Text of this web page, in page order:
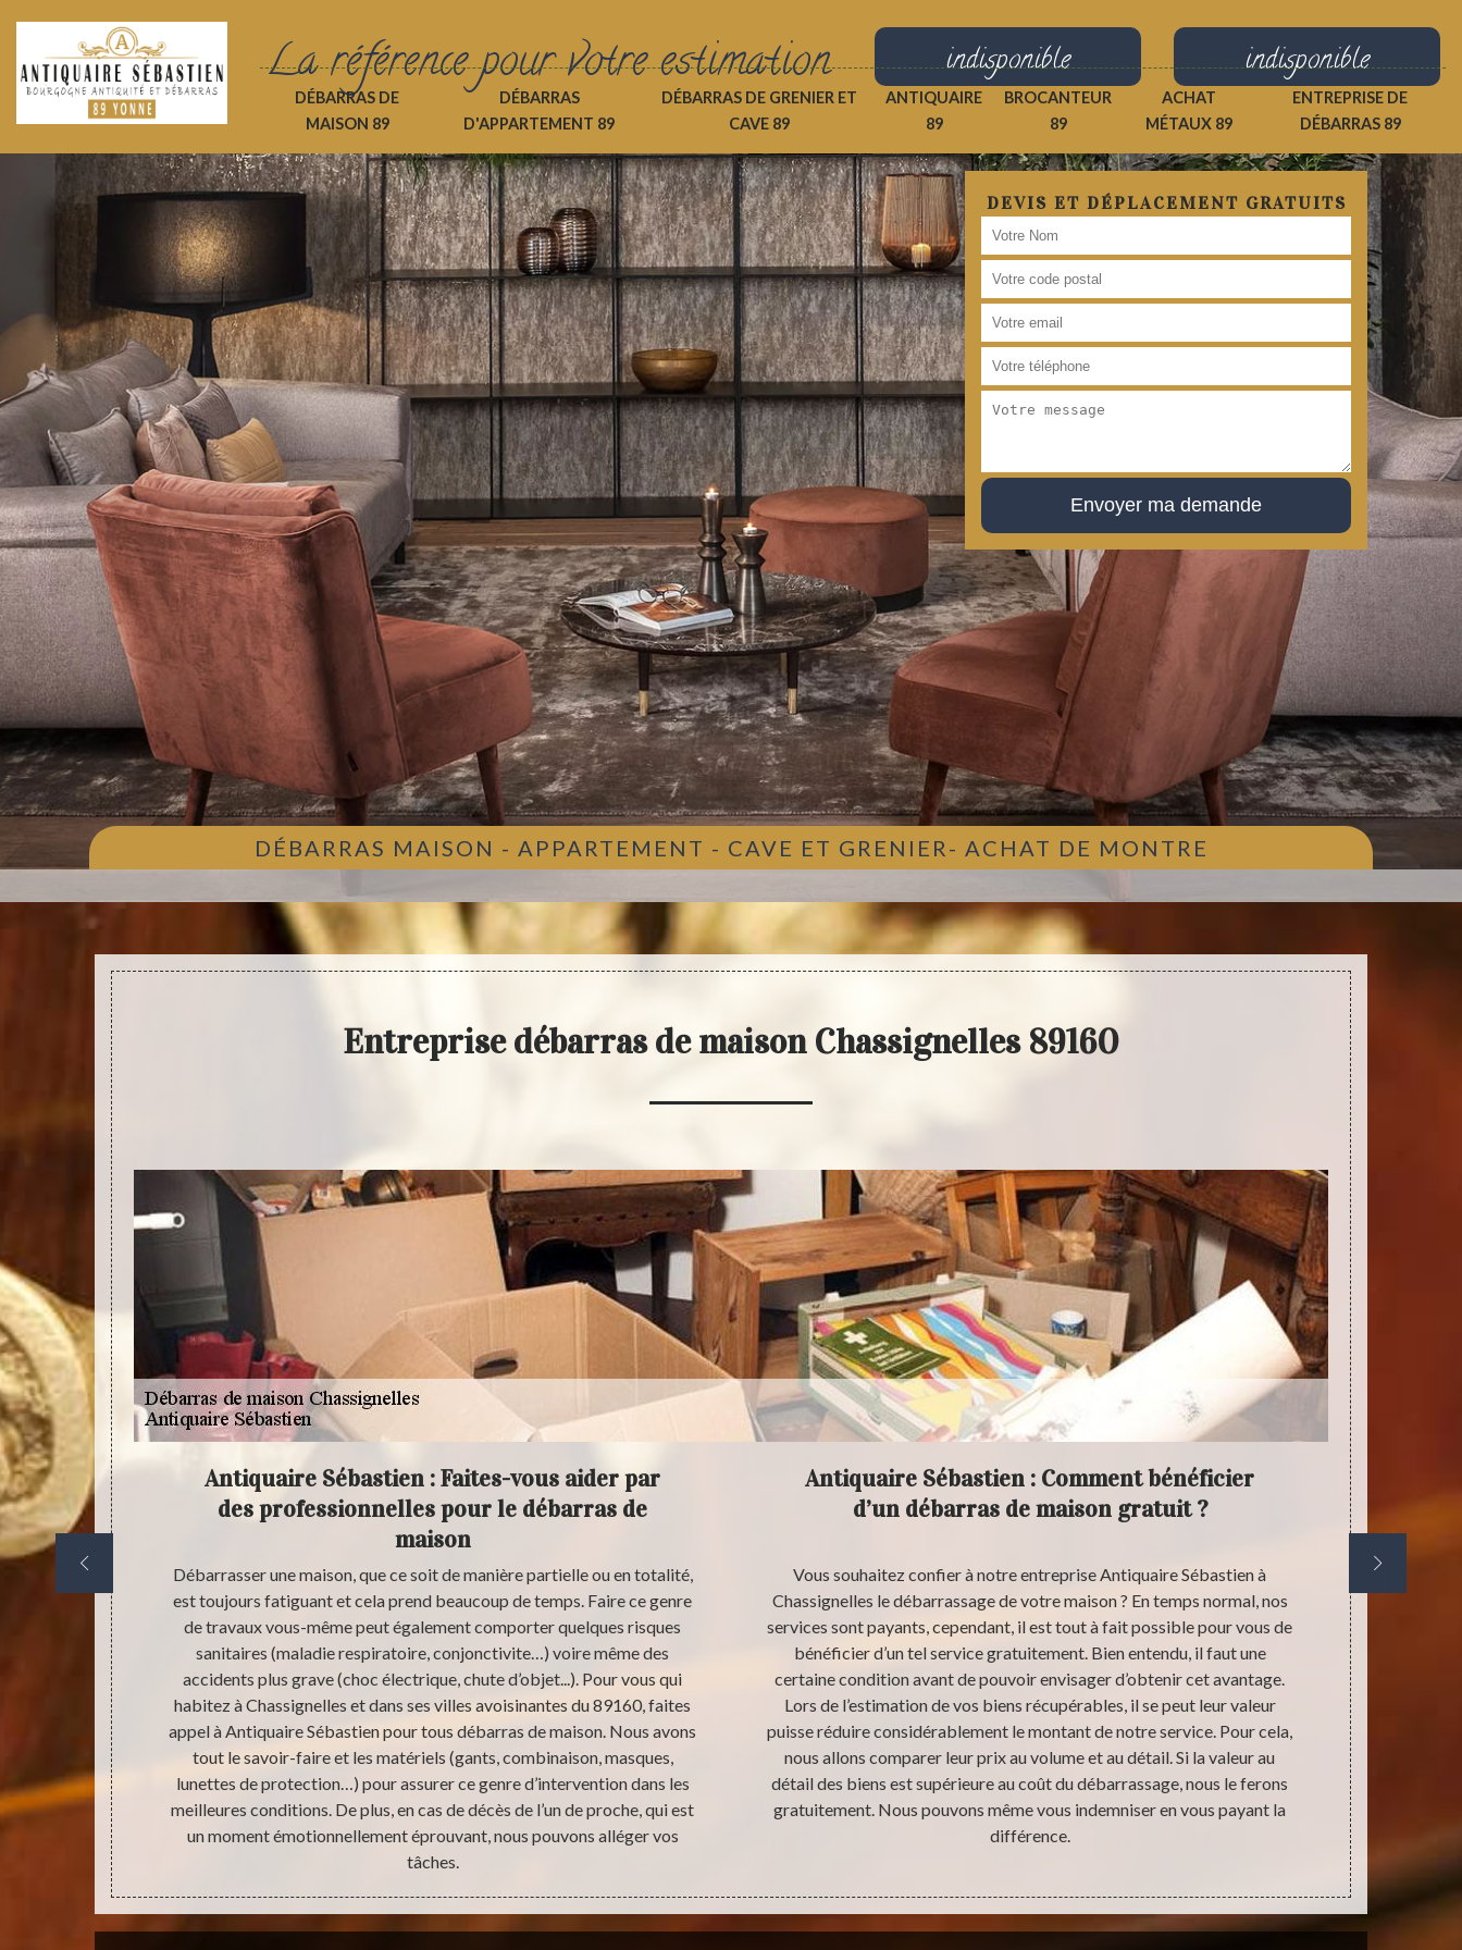
La référence pour votre estimation indisponible indisponible
DÉBARRAS DE
MAISON 89
DÉBARRAS
D'APPARTEMENT 89
DÉBARRAS DE GRENIER ET
CAVE 89
ANTIQUAIRE
89
BROCANTEUR
89
ACHAT
MÉTAUX 89
ENTREPRISE DE
DÉBARRAS 89
DEVIS ET DÉPLACEMENT GRATUITS
DÉBARRAS MAISON - APPARTEMENT - CAVE ET GRENIER- ACHAT DE MONTRE
Entreprise débarras de maison Chassignelles 89160
débarras de
que vous
Antiquaire Sébastien : Faites-vous aider par
des professionnelles pour le débarras de
maison
Débarrasser une maison, que ce soit de manière partielle ou en totalité,
est toujours fatiguant et cela prend beaucoup de temps. Faire ce genre
de travaux vous-même peut également comporter quelques risques
sanitaires (maladie respiratoire, conjonctivite…) voire même des
accidents plus grave (choc électrique, chute d’objet...). Pour vous qui
habitez à Chassignelles et dans ses villes avoisinantes du 89160, faites
appel à Antiquaire Sébastien pour tous débarras de maison. Nous avons
tout le savoir-faire et les matériels (gants, combinaison, masques,
lunettes de protection…) pour assurer ce genre d’intervention dans les
meilleures conditions. De plus, en cas de décès de l’un de proche, qui est
un moment émotionnellement éprouvant, nous pouvons alléger vos
tâches.
Antiquaire Sébastien : Comment bénéficier
d’un débarras de maison gratuit ?
Vous souhaitez confier à notre entreprise Antiquaire Sébastien à
Chassignelles le débarrassage de votre maison ? En temps normal, nos
services sont payants, cependant, il est tout à fait possible pour vous de
bénéficier d’un tel service gratuitement. Bien entendu, il faut une
certaine condition avant de pouvoir envisager d’obtenir cet avantage.
Lors de l’estimation de vos biens récupérables, il se peut leur valeur
puisse réduire considérablement le montant de notre service. Pour cela,
nous allons comparer leur prix au volume et au détail. Si la valeur au
détail des biens est supérieure au coût du débarrassage, nous le ferons
gratuitement. Nous pouvons même vous indemniser en vous payant la
différence.